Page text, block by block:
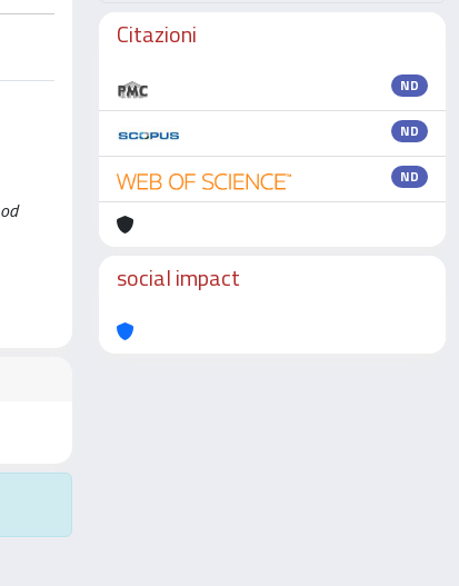
Citazioni
ND
ND
ND
social impact